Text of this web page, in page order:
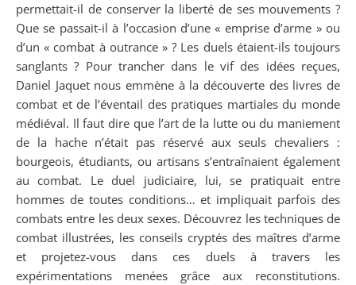
permettait-il de conserver la liberté de ses mouvements ?
Que se passait-il à l’occasion d’une « emprise d’arme » ou
d’un « combat à outrance » ? Les duels étaient-ils toujours
sanglants ? Pour trancher dans le vif des idées reçues,
Daniel Jaquet nous emmène à la découverte des livres de
combat et de l’éventail des pratiques martiales du monde
médiéval. Il faut dire que l’art de la lutte ou du maniement
de la hache n’était pas réservé aux seuls chevaliers :
bourgeois, étudiants, ou artisans s’entraînaient également
au combat. Le duel judiciaire, lui, se pratiquait entre
hommes de toutes conditions… et impliquait parfois des
combats entre les deux sexes. Découvrez les techniques de
combat illustrées, les conseils cryptés des maîtres d’arme
et projetez-vous dans ces duels à travers les
expérimentations menées grâce aux reconstitutions.